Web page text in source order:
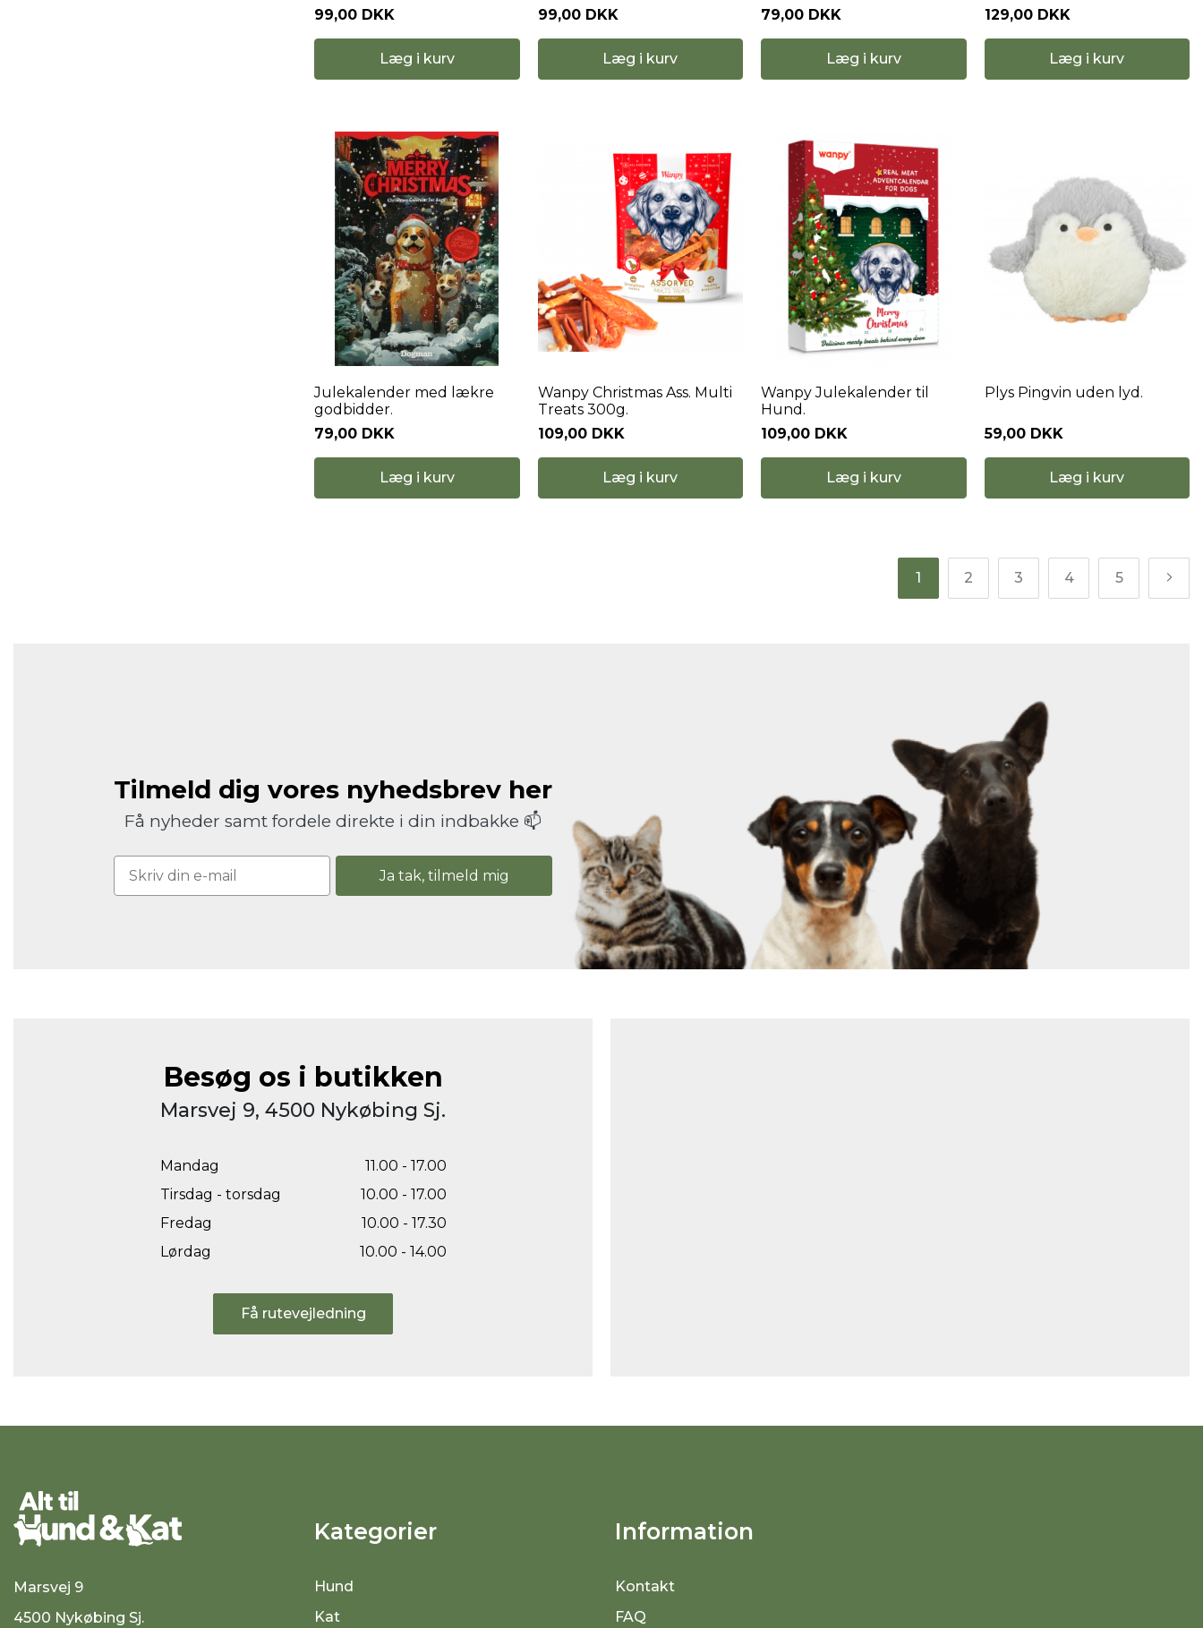
99,00 DKK
Læg i kurv
99,00 DKK
Læg i kurv
79,00 DKK
Læg i kurv
129,00 DKK
Læg i kurv
Julekalender med lækre
godbidder.
79,00 DKK
Læg i kurv
Wanpy Christmas Ass. Multi
Treats 300g.
109,00 DKK
Læg i kurv
Wanpy Julekalender til
Hund.
109,00 DKK
Læg i kurv
Plys Pingvin uden lyd.
59,00 DKK
Læg i kurv
1 2 3 4 5
Tilmeld dig vores nyhedsbrev her
Få nyheder samt fordele direkte i din indbakke 📫
Ja tak, tilmeld mig
Besøg os i butikken
Marsvej 9, 4500 Nykøbing Sj.
Mandag
11.00 - 17.00
Tirsdag - torsdag
10.00 - 17.00
Fredag
10.00 - 17.30
Lørdag
10.00 - 14.00
Få rutevejledning
Marsvej 9
4500 Nykøbing Sj.
Kategorier
Hund
Kat
Information
Kontakt
FAQ